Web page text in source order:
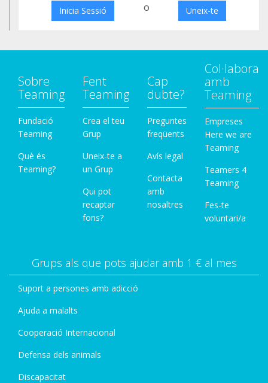
Inicia Sessió o Uneix-te
Sobre
Teaming
Fundació
Teaming
Què és
Teaming?
Fent
Teaming
Crea el teu
Grup
Uneix-te a
un Grup
Qui pot
recaptar
fons?
Cap
dubte?
Preguntes
freqüents
Avís legal
Contacta
amb
nosaltres
Col·labora
amb
Teaming
Empreses
Here we are
Teaming
Teamers 4
Teaming
Fes-te
voluntari/a
Grups als que pots ajudar amb 1 € al mes
Suport a persones amb adicció
Ajuda a malalts
Cooperació Internacional
Defensa dels animals
Discapacitat